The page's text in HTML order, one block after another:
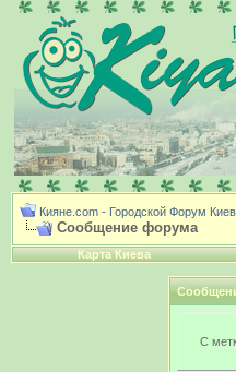
Кияне.com - Городской Форум
Сообщение форума
Карта Киева
С